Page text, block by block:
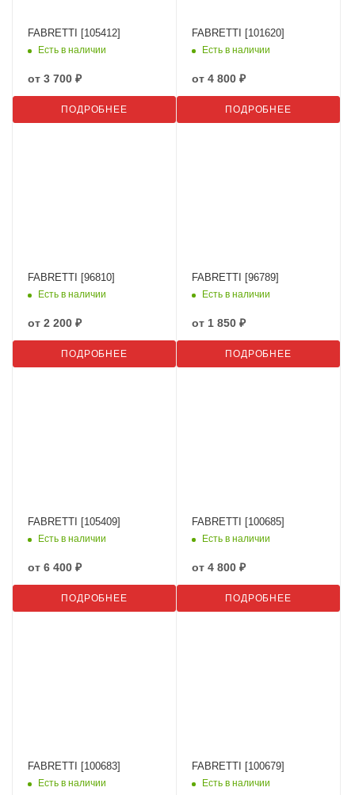
FABRETTI [105412]
Есть в наличии
от 3 700 ₽
ПОДРОБНЕЕ
FABRETTI [101620]
Есть в наличии
от 4 800 ₽
ПОДРОБНЕЕ
FABRETTI [96810]
Есть в наличии
от 2 200 ₽
ПОДРОБНЕЕ
FABRETTI [96789]
Есть в наличии
от 1 850 ₽
ПОДРОБНЕЕ
FABRETTI [105409]
Есть в наличии
от 6 400 ₽
ПОДРОБНЕЕ
FABRETTI [100685]
Есть в наличии
от 4 800 ₽
ПОДРОБНЕЕ
FABRETTI [100683]
Есть в наличии
FABRETTI [100679]
Есть в наличии